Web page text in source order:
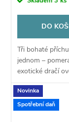
DO
Tři bohaté
jednom –
exotické dračí
granátové
kooladou.
Novinka
Spotřební daň